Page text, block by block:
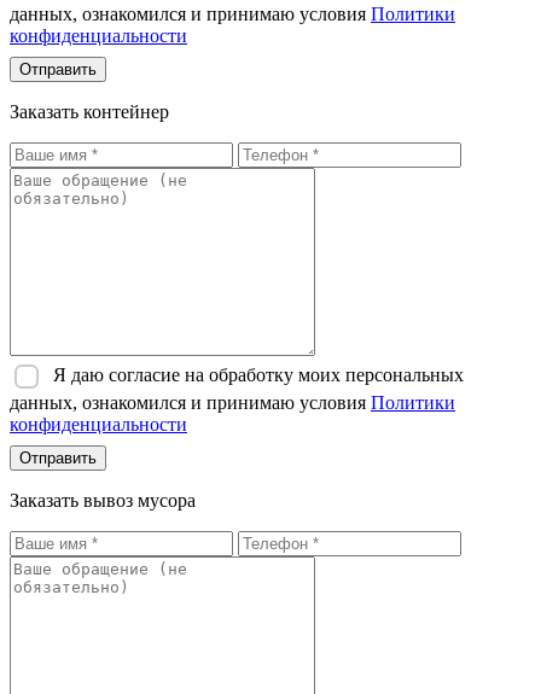
данных, ознакомился и принимаю условия Политики
конфиденциальности
Отправить
Заказать контейнер
Я даю согласие на обработку моих персональных
данных, ознакомился и принимаю условия Политики
конфиденциальности
Отправить
Заказать вывоз мусора